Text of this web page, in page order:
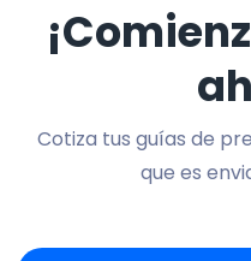
Cotiza tus guías de
que es